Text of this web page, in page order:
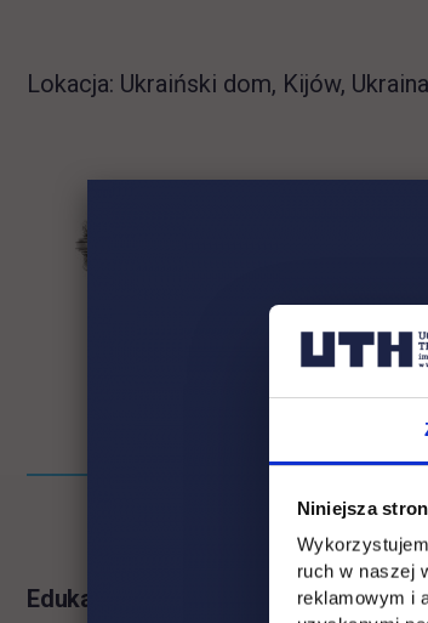
Niniejsza
ruch w naszej
reklamowym i
Lokacja: Ukraiński dom, Kijów, Ukraina
Informacje w stopce
Edukacja Student